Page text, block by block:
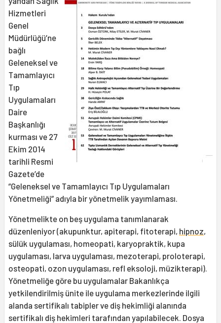
Hizmetleri
Genel
Müdürlüğü’ne
bağlı
Geleneksel ve
Tamamlayıcı
Tıp
Uygulamaları
Daire
Başkanlığı
kurması ve 27
Ekim 2014
tarihli Resmi
Gazete’de
“Geleneksel ve Tamamlayıcı Tıp Uygulamaları
Yönetmeliği” adıyla bir yönetmelik yayımlaması.
Yönetmelikte on beş uygulama tanımlanarak
düzenleniyor (akupunktur, apiterapi, fitoterapi, hipnoz,
sülük uygulaması, homeopati, karyopraktik, kupa
uygulaması, larva uygulaması, mezoterapi, proloterapi,
osteopati, ozon uygulaması, refl eksoloji, müzikterapi).
Yönetmeliğe göre bu uygulamalar Bakanlıkça
yetkilendirilmiş ünite ile uygulama merkezlerinde ilgili
alanda sertifikalı tabipler ve diş hekimliği alanında
sertifikalı diş hekimleri tarafından yapılabilecek. Dosya